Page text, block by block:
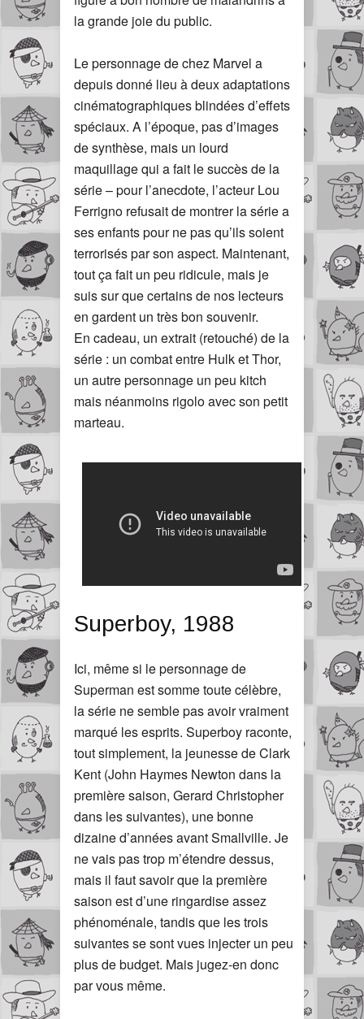
la grande joie du public.
Le personnage de chez Marvel a
depuis donné lieu à deux adaptations
cinématographiques blindées d’effets
spéciaux. A l’époque, pas d’images
de synthèse, mais un lourd
maquillage qui a fait le succès de la
série – pour l’anecdote, l’acteur Lou
Ferrigno refusait de montrer la série a
ses enfants pour ne pas qu’ils soient
terrorisés par son aspect. Maintenant,
tout ça fait un peu ridicule, mais je
suis sur que certains de nos lecteurs
en gardent un très bon souvenir.
En cadeau, un extrait (retouché) de la
série : un combat entre Hulk et Thor,
un autre personnage un peu kitch
mais néanmoins rigolo avec son petit
marteau.
Superboy, 1988
Ici, même si le personnage de
Superman est somme toute célèbre,
la série ne semble pas avoir vraiment
marqué les esprits. Superboy raconte,
tout simplement, la jeunesse de Clark
Kent (John Haymes Newton dans la
première saison, Gerard Christopher
dans les suivantes), une bonne
dizaine d’années avant Smallville. Je
ne vais pas trop m’étendre dessus,
mais il faut savoir que la première
saison est d’une ringardise assez
phénoménale, tandis que les trois
suivantes se sont vues injecter un peu
plus de budget. Mais jugez-en donc
par vous même.